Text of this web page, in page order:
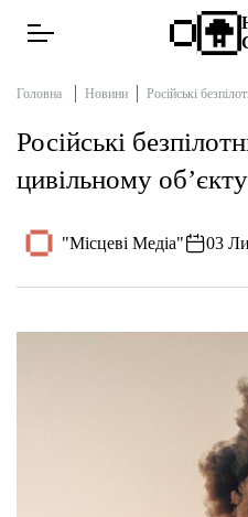
Новини
Інтерв’ю
Головна Новини Російські
Російські
цивільному
"Місцеві Медіа" 03